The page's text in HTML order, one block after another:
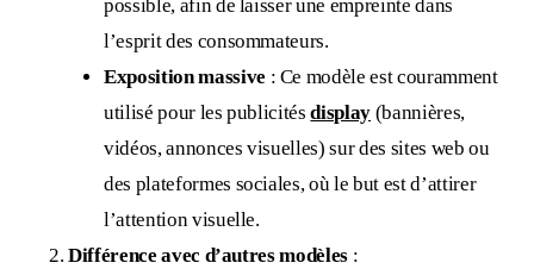
possible, afin de laisser une empreinte dans
l’esprit des consommateurs.
Exposition massive : Ce modèle est couramment
utilisé pour les publicitésdisplay (bannières,
vidéos, annonces visuelles) sur des sites web ou
des plateformes sociales, où le but est d’attirer
l’attention visuelle.
Différence avec d’autres modèles :